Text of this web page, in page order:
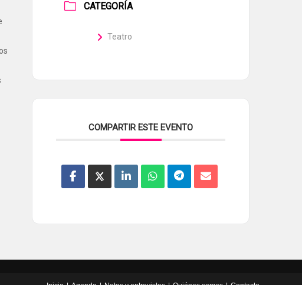
CATEGORÍA
Teatro
COMPARTIR ESTE EVENTO